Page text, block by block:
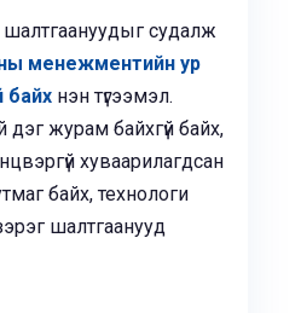
судалж
менежментийн ур
байх нэн түгээмэл.
журам байхгүй байх,
хуваарилагдсан
байх, технологи
шалтгаанууд